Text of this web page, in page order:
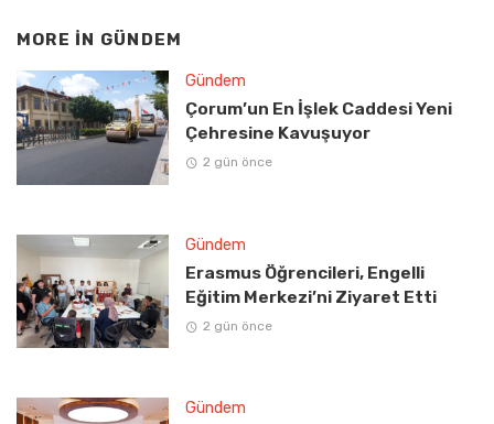
MORE IN GÜNDEM
Gündem
Çorum’un En İşlek Caddesi Yeni
Çehresine Kavuşuyor
2 gün önce
Gündem
Erasmus Öğrencileri, Engelli
Eğitim Merkezi’ni Ziyaret Etti
2 gün önce
Gündem